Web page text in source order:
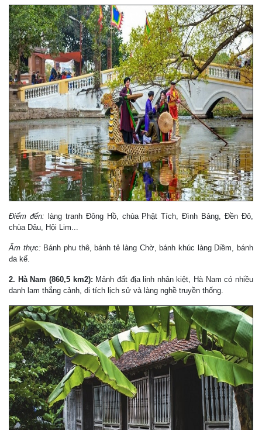
Điểm đến: làng tranh Đông Hồ, chùa Phật Tích, Đình Bảng, Đền Đô,
chùa Dâu, Hội Lim...
Ẩm thực: Bánh phu thê, bánh tẻ làng Chờ, bánh khúc làng Diềm, bánh
đa kế.
2. Hà Nam (860,5 km2): Mảnh đất địa linh nhân kiệt, Hà Nam có nhiều
danh lam thắng cảnh, di tích lịch sử và làng nghề truyền thống.